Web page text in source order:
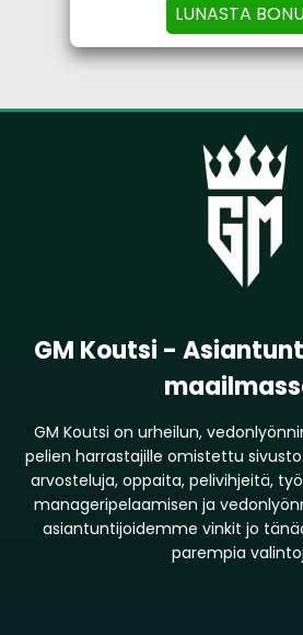
LUNASTA
GM Koutsi -
GM Koutsi on urheilun,
pelien harrastajille omistettu
arvosteluja, oppaita, pelivihjeitä,
manageripelaamisen ja
asiantuntijoidemme vinkit jo
parempia